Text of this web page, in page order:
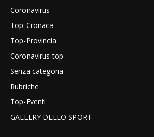
Coronavirus
Top-Cronaca
Top-Provincia
Coronavirus top
Senza categoria
Rubriche
Top-Eventi
GALLERY DELLO SPORT